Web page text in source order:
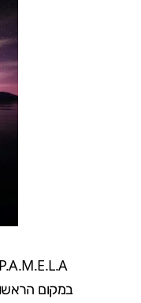
P.A.M.E.L.A הוא משחק אימה יריות אינדי שקיבל אור ירוק
במקום